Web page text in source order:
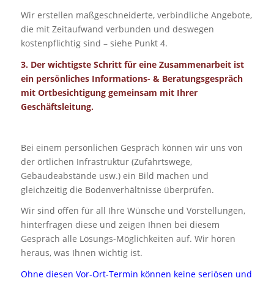
Wir erstellen maßgeschneiderte, verbindliche Angebote,
die mit Zeitaufwand verbunden und deswegen
kostenpflichtig sind – siehe Punkt 4.
3. Der wichtigste Schritt für eine Zusammenarbeit ist
ein persönliches Informations- & Beratungsgespräch
mit Ortbesichtigung gemeinsam mit Ihrer
Geschäftsleitung.
Bei einem persönlichen Gespräch können wir uns von
der örtlichen Infrastruktur (Zufahrtswege,
Gebäudeabstände usw.) ein Bild machen und
gleichzeitig die Bodenverhältnisse überprüfen.
Wir sind offen für all Ihre Wünsche und Vorstellungen,
hinterfragen diese und zeigen Ihnen bei diesem
Gespräch alle Lösungs-Möglichkeiten auf. Wir hören
heraus, was Ihnen wichtig ist.
Ohne diesen Vor-Ort-Termin können keine seriösen und